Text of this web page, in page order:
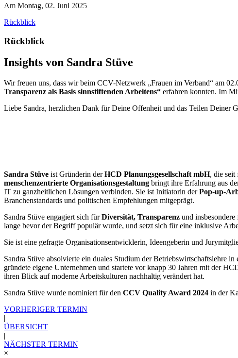
Am Montag, 02. Juni 2025
Rückblick
Rückblick
Insights von Sandra Stüve
Wir freuen uns, dass wir beim CCV-Netzwerk „Frauen im Verband“ am
Transparenz als Basis sinnstiftenden Arbeitens“ erfahren konnten. Im
Liebe Sandra, herzlichen Dank für Deine Offenheit und das Teilen Deiner
Sandra Stüve ist Gründerin derHCD Planungsgesellschaft mbH, die seit
menschenzentrierte Organisationsgestaltung bringt ihre Erfahrung aus
IT zu ganzheitlichen Lösungen verbinden. Sie ist Initiatorin derPop-up-
Branchenstandards und politischen Empfehlungen mitgeprägt.
Sandra Stüve engagiert sich fürDiversität, Transparenz und insbesondere
lange bevor der Begriff populär wurde, und setzt sich für eine inklusive
Sie ist eine gefragte Organisationsentwicklerin, Ideengeberin und
Sandra Stüve absolvierte ein duales Studium der Betriebswirtschaftslehre
gründete eigene Unternehmen und startete vor knapp 30 Jahren mit der
ihren Blick auf moderne Arbeitskulturen nachhaltig verändert hat.
Sandra Stüve wurde nominiert für den CCV Quality Award 2024 in der
VORHERIGER TERMIN
|
ÜBERSICHT
|
NÄCHSTER TERMIN
×